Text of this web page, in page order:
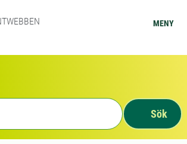
MENY
Sök